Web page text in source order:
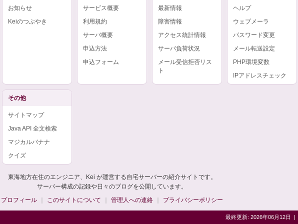
お知らせ
Keiのつぶやき
サービス概要
利用規約
サーバ概要
申込方法
申込フォーム
最新情報
障害情報
アクセス統計情報
サーバ負荷状況
メール受信拒否リス
ト
ヘルプ
ウェブメーラ
パスワード変更
メール転送設定
PHP環境変数
IPアドレスチェック
その他
サイトマップ
Java API 全文検索
マジカルバナナ
クイズ
東海地方在住のエンジニア、Kei が運営する自宅サーバーの紹介サイトです。
サーバー構成の記録や日々のブログを公開しています。
プロフィール
このサイトについて 管理人への連絡 プライバシーポリシー
最終更新: 2026年06月12日 |